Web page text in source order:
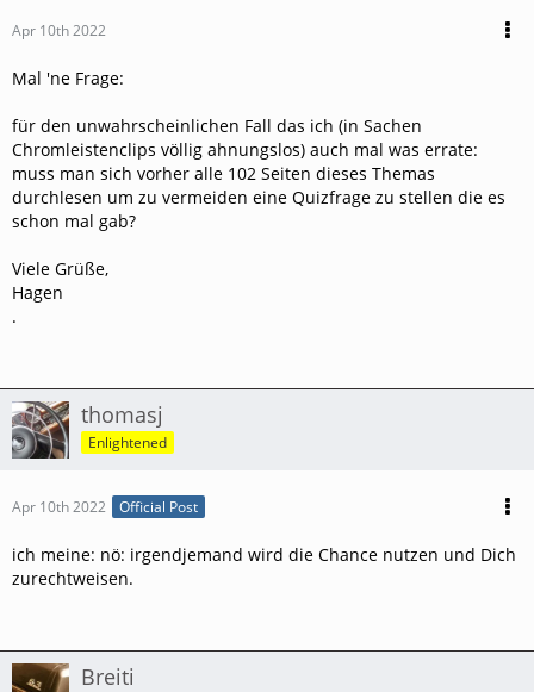
Apr 10th 2022
Mal 'ne Frage:
für den unwahrscheinlichen Fall das ich (in Sachen
Chromleistenclips völlig ahnungslos) auch mal was errate:
muss man sich vorher alle 102 Seiten dieses Themas
durchlesen um zu vermeiden eine Quizfrage zu stellen die es
schon mal gab?
Viele Grüße,
Hagen
.
thomasj
Enlightened
Apr 10th 2022 Official Post
ich meine: nö: irgendjemand wird die Chance nutzen und Dich
zurechtweisen.
Breiti